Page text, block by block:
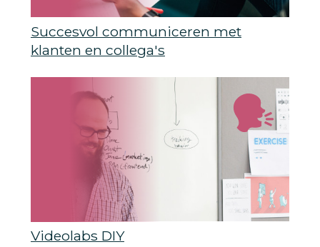
Succesvol communiceren met
klanten en collega's
Videolabs DIY